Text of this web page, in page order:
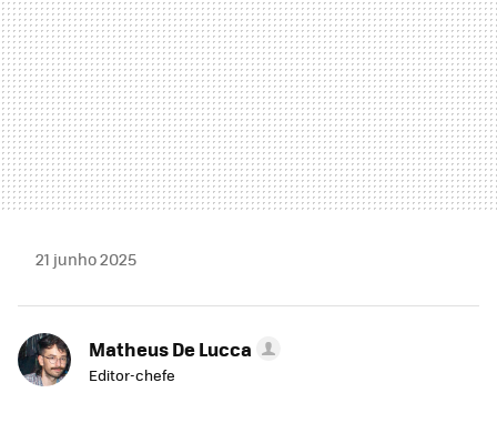
21 junho 2025
Matheus De Lucca
Editor-chefe